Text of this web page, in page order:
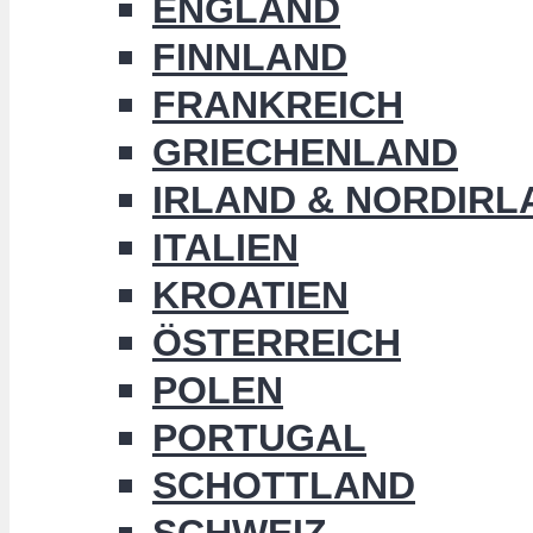
ENGLAND
FINNLAND
FRANKREICH
GRIECHENLAND
IRLAND &
ITALIEN
KROATIEN
ÖSTERREICH
POLEN
PORTUGAL
SCHOTTLAND